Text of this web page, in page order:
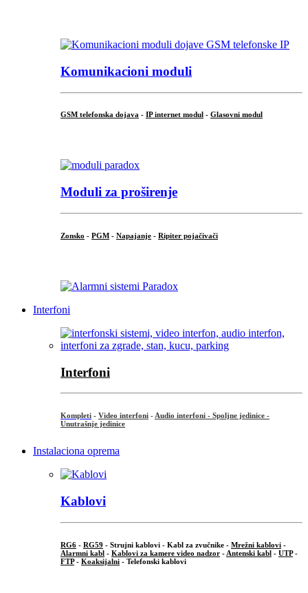
Komunikacioni moduli
GSM telefonska dojava - IP internet modul - Glasovni modul
Moduli za proširenje
Zonsko - PGM - Napajanje - Ripiter pojačivači
Interfoni
Interfoni
Kompleti - Video interfoni - Audio interfoni - Spoljne jedinice -
Unutrašnje jedinice
Instalaciona oprema
Kablovi
RG6 - RG59 - Strujni kablovi - Kabl za zvučnike - Mrežni kablovi -
Alarmni kabl - Kablovi za kamere video nadzor - Antenski kabl - UTP-
FTP- Koaksijalni - Telefonski kablovi